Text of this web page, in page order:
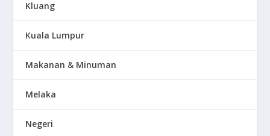
Kluang
Kuala Lumpur
Makanan & Minuman
Melaka
Negeri